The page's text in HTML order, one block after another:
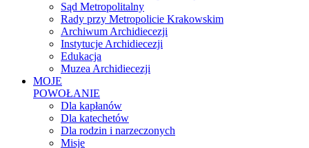
Sąd Metropolitalny
Rady przy Metropolicie Krakowskim
Archiwum Archidiecezji
Instytucje Archidiecezji
Edukacja
Muzea Archidiecezji
MOJE
POWOŁANIE
Dla kapłanów
Dla katechetów
Dla rodzin i narzeczonych
Misje